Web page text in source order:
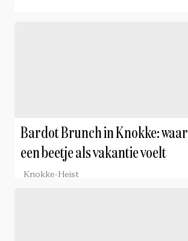
Bardot Brunch in Knokke:
een beetje als vakantie voelt
Knokke-Heist